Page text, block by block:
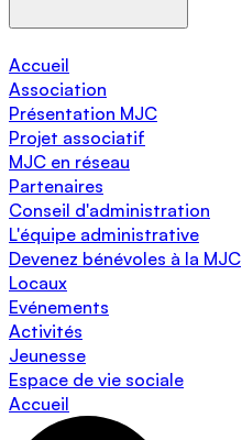
Accueil
Association
Présentation MJC
Projet associatif
MJC en réseau
Partenaires
Conseil d'administration
L'équipe administrative
Devenez bénévoles à la MJC
Locaux
Evénements
Activités
Jeunesse
Espace de vie sociale
Accueil